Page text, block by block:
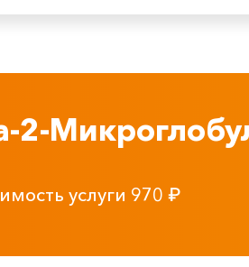
2-
услуги 970 ₽